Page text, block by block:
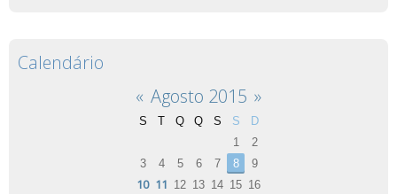
Calendário
« Agosto 2015 »
S T Q Q S S
D
1
2
3
4 5 6 7 8 9
10 11 12 13 14 15 16